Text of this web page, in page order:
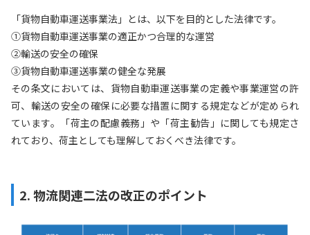
「貨物自動車運送事業法」とは、以下を目的とした法律です。
①貨物自動車運送事業の適正かつ合理的な運営
②輸送の安全の確保
③貨物自動車運送事業の健全な発展
その条文においては、貨物自動車運送事業の定義や事業運営の許
可、輸送の安全の確保に必要な措置に関する規定などが定められ
ています。「荷主の配慮義務」や「荷主勧告」に関しても規定さ
れており、荷主としても理解しておくべき法律です。
2. 物流関連二法の改正のポイント